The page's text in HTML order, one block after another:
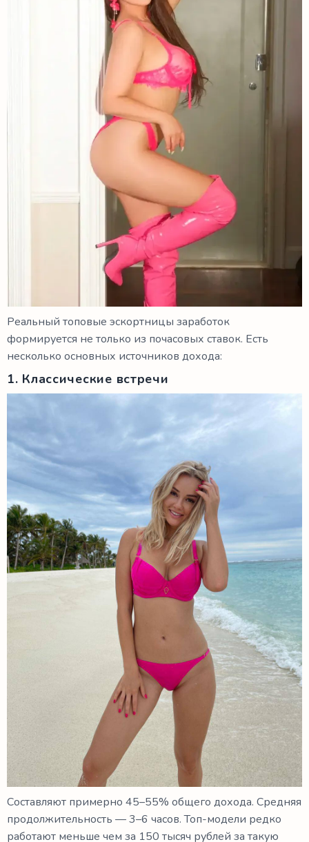
Реальный топовые эскортницы заработок
формируется не только из почасовых ставок. Есть
несколько основных источников дохода:
1. Классические встречи
Составляют примерно 45–55% общего дохода. Средняя
продолжительность — 3–6 часов. Топ-модели редко
работают меньше чем за 150 тысяч рублей за такую